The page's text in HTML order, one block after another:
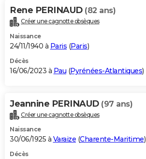
Rene PERINAUD (82 ans)
Créer une cagnotte obsèques
Naissance
24/11/1940 à Paris (Paris)
Décès
16/06/2023 à Pau (Pyrénées-Atlantiques)
Jeannine PERINAUD (97 ans)
Créer une cagnotte obsèques
Naissance
30/06/1925 à Varaize (Charente-Maritime)
Décès